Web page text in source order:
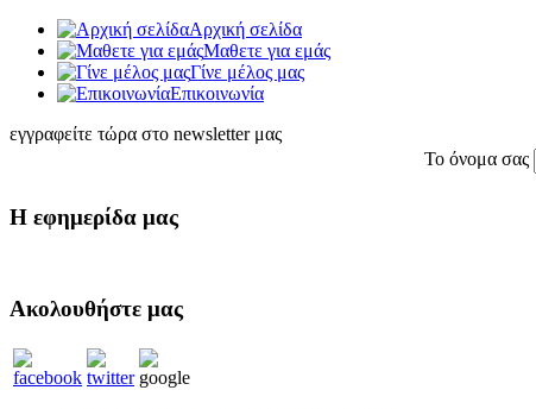
Αρχική σελίδα
Μαθετε για εμάς
Γίνε μέλος μας
Eπικοινωνία
εγγραφείτε τώρα στο newsletter μας
Το όνομα σας
Η εφημερίδα μας
Ακολουθήστε μας